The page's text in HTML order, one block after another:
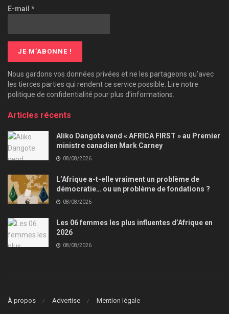
E-mail *
Nous gardons vos données privées et ne les partageons qu’avec
les tierces parties qui rendent ce service possible. Lire notre
politique de confidentialité pour plus d’informations.
Articles récents
Aliko Dangote vend « AFRICA FIRST » au Premier
ministre canadien Mark Carney
08/08/2026
L’Afrique a-t-elle vraiment un problème de
démocratie… ou un problème de fondations ?
08/08/2026
Les 06 femmes les plus influentes d’Afrique en
2026
08/08/2026
À propos Advertise Mention légale